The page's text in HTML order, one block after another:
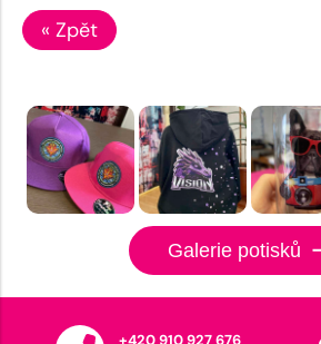
« Zpět
Galerie potisků
+420 910 927 676